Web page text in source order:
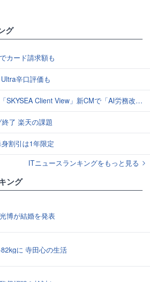
グ
カード請求額も
辛口評価も
」新CMで「AI労務改善」をアピール 働き方をAIが分析したら「すぐに休んで」と言われる？
了 楽天の課題
割引は1年限定
ITニュースランキングをもっと見る
ング
博が結婚を発表
に 寺田心の生活